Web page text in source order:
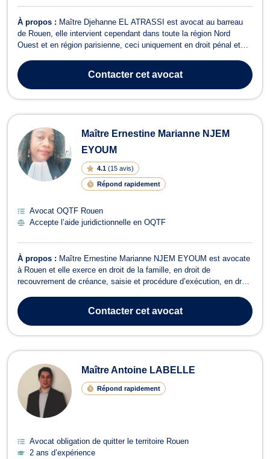
À propos : Maître Djehanne EL ATRASSI est avocat au barreau
de Rouen, elle intervient cependant dans toute la région Nord
Ouest et en région parisienne, ceci uniquement en droit pénal et
ATRASSI vous défend en droit pénal quel que soit le type
d’infraction en cause (délits o...
Contactercet avocat
Maître Ernestine Marianne NJEM
EYOUM
4.1 (15 avis)
Répond rapidement
Avocat OQTF Rouen
Accepte l’aide juridictionnelle en OQTF
À propos : Maître Ernestine Marianne NJEM EYOUM est avocate
à Rouen et elle exerce en droit de la famille, en droit de
recouvrement de créance, saisie et procédure d’exécution, en droit
qui concerne le droit de la famille, Maître Ernestine Marianne
NJEM EYOUM s’occ...Contactercet avocat
Maître Antoine LABELLE
Répond rapidement
Avocat obligation de quitter le territoire Rouen
2 ans d’expérience